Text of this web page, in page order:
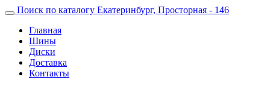
Поиск по каталогу Екатеринбург, Просторная - 146
Главная
Шины
Диски
Доставка
Контакты